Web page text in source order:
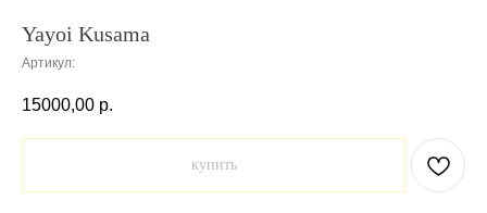
Yayoi Kusama
Артикул:
15000,00 р.
купить